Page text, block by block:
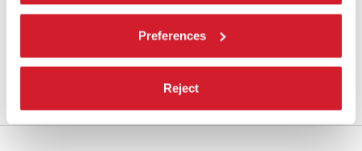
Preferences
Reject
selezionati da Koyo Kouoh privilegiando soprattutto risonanze,
affinità e possibili convergenze tra pratiche anche lontane.